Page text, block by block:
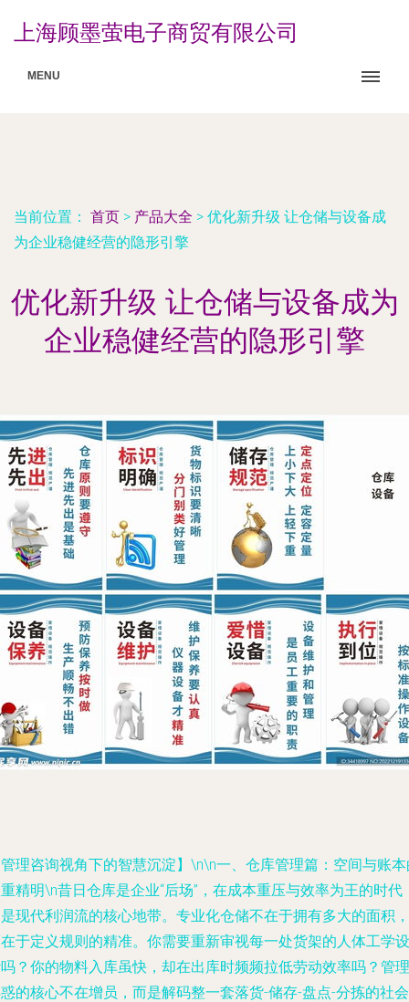
上海顾墨萤电子商贸有限公司
MENU
当前位置： 首页 > 产品大全 > 优化新升级 让仓储与设备成
为企业稳健经营的隐形引擎
优化新升级 让仓储与设备成为
企业稳健经营的隐形引擎
理咨询视角下的智慧沉淀】\n\n一、仓库管理篇：空间与账
精明\n昔日仓库是企业“后场”，在成本重压与效率为王的时代
现代利润流的核心地带。专业化仓储不在于拥有多大的面积，
于定义规则的精准。你需要重新审视每一处货架的人体工学设
？你的物料入库虽快，却在出库时频频拉低劳动效率吗？管理
的核心不在增员，而是解码整一套落货-储存-盘点-分拣的社会